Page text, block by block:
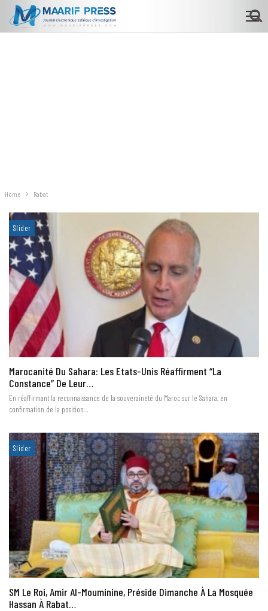
Home Rabat
Slider
Marocanité Du Sahara: Les Etats-Unis Réaffirment “la
Constance” De Leur…
En réaffirmant la reconnaissance de la souveraineté du Maroc sur le Sahara, en
confirmation de la position…
Slider
SM Le Roi, Amir Al-Mouminine, Préside Dimanche À La Mosquée
Hassan À Rabat…